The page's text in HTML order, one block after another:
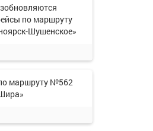
по маршруту
Шушенское»
маршруту №562